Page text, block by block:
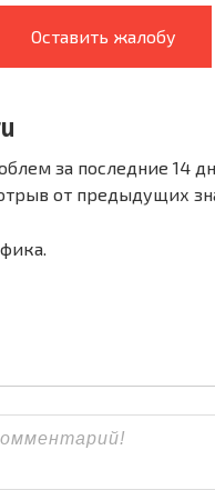
Оставить жалобу
за последние 14
от предыдущих